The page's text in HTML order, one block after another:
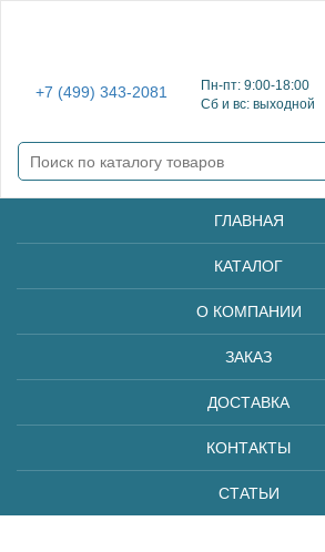
+7 (499) 343-2081
Пн-пт: 9:00-18:00
Сб и вс: выходной
ГЛАВНАЯ
КАТАЛОГ
О КОМПАНИИ
ЗАКАЗ
ДОСТАВКА
КОНТАКТЫ
СТАТЬИ